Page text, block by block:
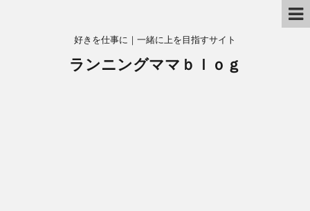
好きを仕事に｜一緒に上を目指すサイト
ランニングママｂｌｏｇ